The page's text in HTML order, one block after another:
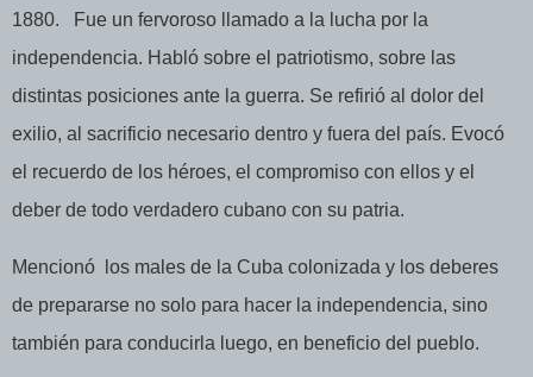
1880.
Fue un fervoroso llamado a la lucha por la
independencia. Habló sobre el patriotismo, sobre las
distintas posiciones ante la guerra. Se refirió al dolor del
exilio, al sacrificio necesario dentro y fuera del país. Evocó
el recuerdo de los héroes, el compromiso con ellos y el
deber de todo verdadero cubano con su patria.
Mencionó
los males de la Cuba colonizada y los deberes
de prepararse no solo para hacer la independencia, sino
también para conducirla luego, en beneficio del pueblo.